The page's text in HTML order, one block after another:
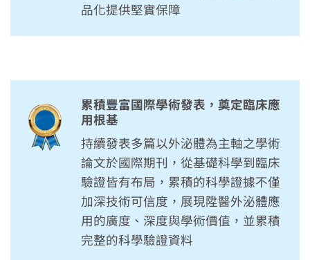
品化提供堅實保障
累積豐富國際學術發表，奠定臨床應
用根基
持續發表多篇以外泌體為主軸之學術
論文於國際期刊，從基礎科學到臨床
驗證皆有布局，累積的科學證據不僅
加深技術可信度，展現陞醫外泌體應
用的廣度、深度與學術價值，並累積
完整的科學驗證資料